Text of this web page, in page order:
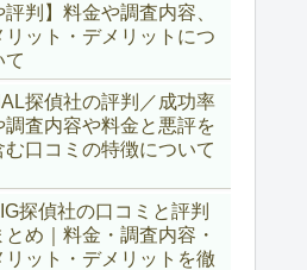
評判】料金や調査内容、
リット・デメリットにつ
て
探偵社の評判／成功率
調査内容や料金と悪評を
む口コミの特徴について
探偵社の口コミと評判
とめ｜料金・調査内容・
リット・デメリットを徹